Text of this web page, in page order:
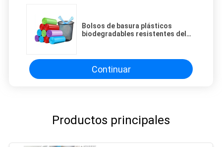
Bolsos de basura plásticos
biodegradables resistentes del
Continuar
Productos principales